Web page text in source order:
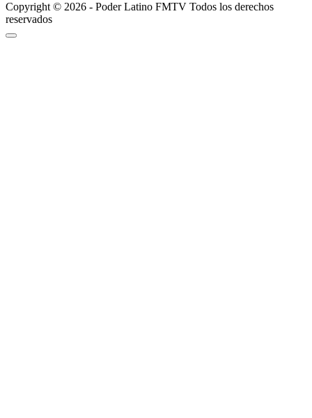
Copyright © 2026 - Poder Latino FMTV Todos los derechos
reservados